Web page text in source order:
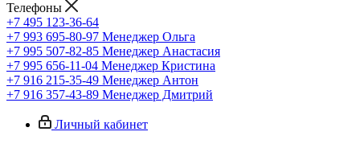
Телефоны
+7 495 123-36-64
+7 993 695-80-97 Менеджер Ольга
+7 995 507-82-85 Менеджер Анастасия
+7 995 656-11-04 Менеджер Кристина
+7 916 215-35-49 Менеджер Антон
+7 916 357-43-89 Менеджер Дмитрий
Личный кабинет